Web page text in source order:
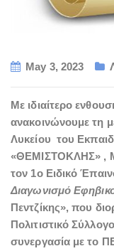
May 3, 2023
Με ιδιαίτερο
ανακοινώνουμε τη
Λυκείου του
«ΘΕΜΙΣΤΟΚΛΗΣ» ,
τον 1ο Ειδικό
Διαγωνισμό
Πεντζίκης», που
Πολιτιστικό
συνεργασία με το